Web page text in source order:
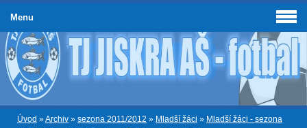
Úvod »Archiv » sezona 2011/2012 » Mladší žáci » Mladší žáci - sezona
Menu